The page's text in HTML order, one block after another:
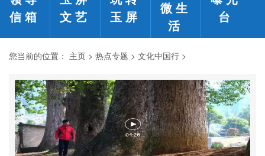
信箱
文艺
玉屏
微生
活
台
您当前的位置： 主页 > 热点专题 > 文化中国行 >